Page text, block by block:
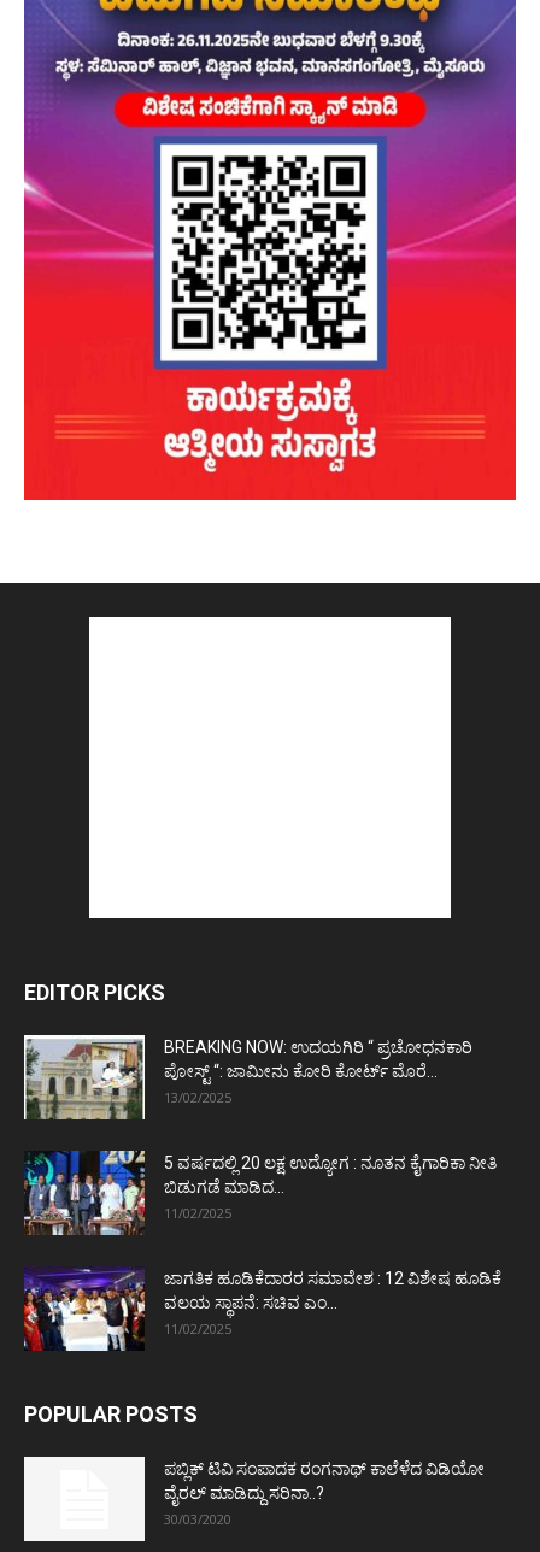
EDITOR PICKS
BREAKING NOW: ಉದಯಗಿರಿ “ ಪ್ರಚೋಧನಕಾರಿ
ಪೋಸ್ಟ್‌ “: ಜಾಮೀನು ಕೋರಿ ಕೋರ್ಟ್‌ ಮೊರೆ...
13/02/2025
5 ವರ್ಷದಲ್ಲಿ 20 ಲಕ್ಷ ಉದ್ಯೋಗ : ನೂತನ ಕೈಗಾರಿಕಾ ನೀತಿ
ಬಿಡುಗಡೆ ಮಾಡಿದ...
11/02/2025
ಜಾಗತಿಕ ಹೂಡಿಕೆದಾರರ ಸಮಾವೇಶ : 12 ವಿಶೇಷ ಹೂಡಿಕೆ
ವಲಯ ಸ್ಥಾಪನೆ: ಸಚಿವ ಎಂ...
11/02/2025
POPULAR POSTS
ಪಬ್ಲಿಕ್ ಟಿವಿ ಸಂಪಾದಕ ರಂಗನಾಥ್ ಕಾಲೆಳೆದ ವಿಡಿಯೋ
ವೈರಲ್ ಮಾಡಿದ್ದು ಸರಿನಾ..?
30/03/2020